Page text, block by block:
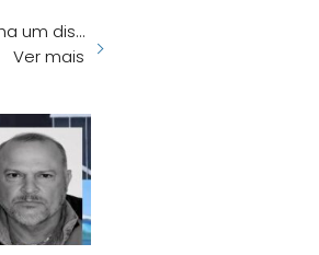
um dis…
Ver mais